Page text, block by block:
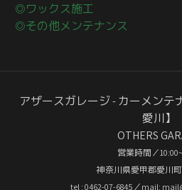
◎ワックス施工
◎その他メンテナンス
アザースガレージ - カーメンテ
愛川】
OTHERS
営業時間／
神奈川県愛甲郡愛川町
tel : 0462-07-6845／mail: